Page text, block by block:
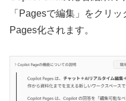
「Pagesで編集」をクリ
Pages化されます。